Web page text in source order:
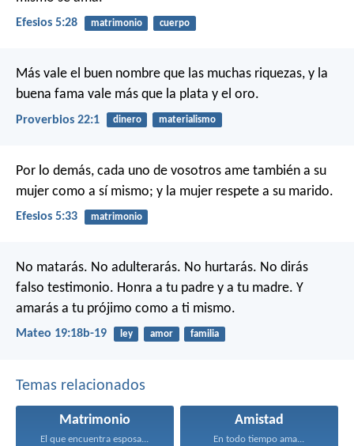
Efesios 5:28 matrimonio cuerpo
Más vale el buen nombre que las muchas riquezas, y la
buena fama vale más que la plata y el oro.
Proverbios 22:1 dinero materialismo
Por lo demás, cada uno de vosotros ame también a su
mujer como a sí mismo; y la mujer respete a su marido.
Efesios 5:33 matrimonio
No matarás. No adulterarás. No hurtarás. No dirás
falso testimonio. Honra a tu padre y a tu madre. Y
amarás a tu prójimo como a ti mismo.
Mateo 19:18b-19 ley amor familia
Temas relacionados
Matrimonio
El que encuentra esposa...
Amistad
En todo tiempo ama...